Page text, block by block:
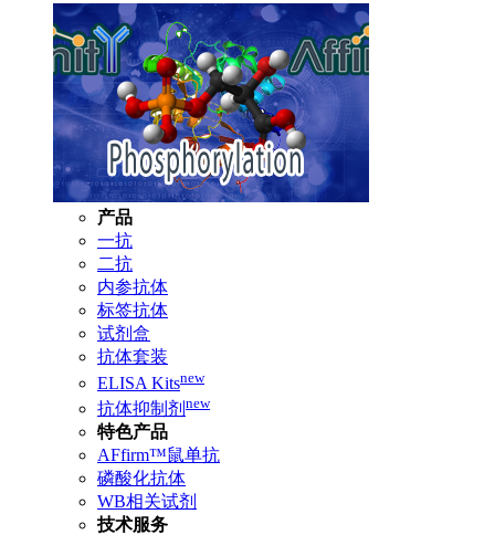
产品
一抗
二抗
内参抗体
标签抗体
试剂盒
抗体套装
ELISA Kitsnew
抗体抑制剂 new
特色产品
AFfirm™鼠单抗
磷酸化抗体
WB相关试剂
技术服务